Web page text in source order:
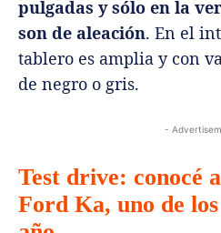
pulgadas y sólo en la
son de aleación. En el
tablero es amplia y con
de negro o gris.
-
Test drive: conocé
Ford Ka, uno de